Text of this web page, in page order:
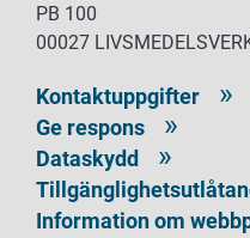
PB 100
00027
Kontaktuppgifter
Ge respons
Dataskydd
Information om